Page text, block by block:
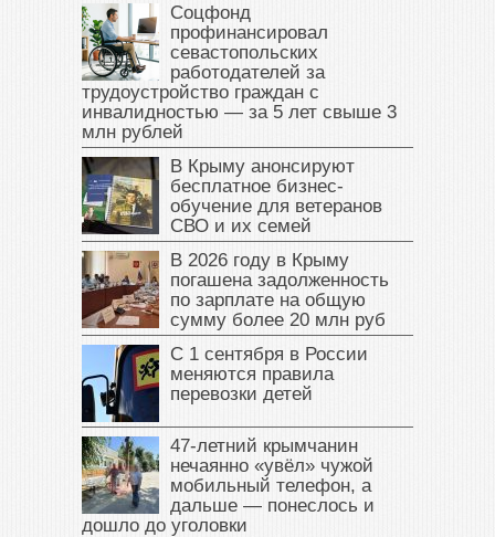
Соцфонд
профинансировал
севастопольских
работодателей за
трудоустройство граждан с
инвалидностью — за 5 лет свыше 3
млн рублей
В Крыму анонсируют
бесплатное бизнес-
обучение для ветеранов
СВО и их семей
В 2026 году в Крыму
погашена задолженность
по зарплате на общую
сумму более 20 млн руб
С 1 сентября в России
меняются правила
перевозки детей
47‑летний крымчанин
нечаянно «увёл» чужой
мобильный телефон, а
дальше — понеслось и
дошло до уголовки